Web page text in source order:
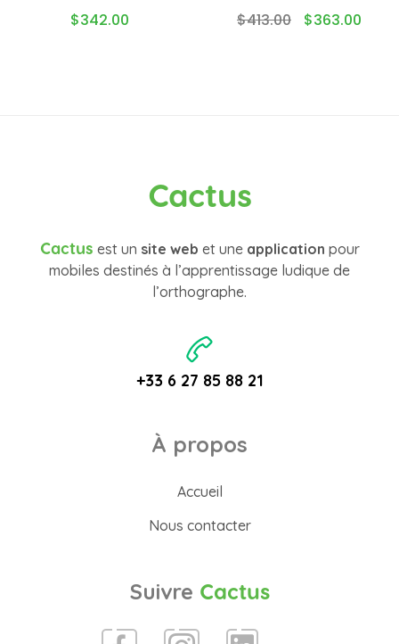
$342.00 $413.00 $363.00
Cactus
Cactus est un site web et une application pour
mobiles destinés à l’apprentissage ludique de
l’orthographe.
+33 6 27 85 88 21
À propos
Accueil
Nous contacter
Suivre Cactus